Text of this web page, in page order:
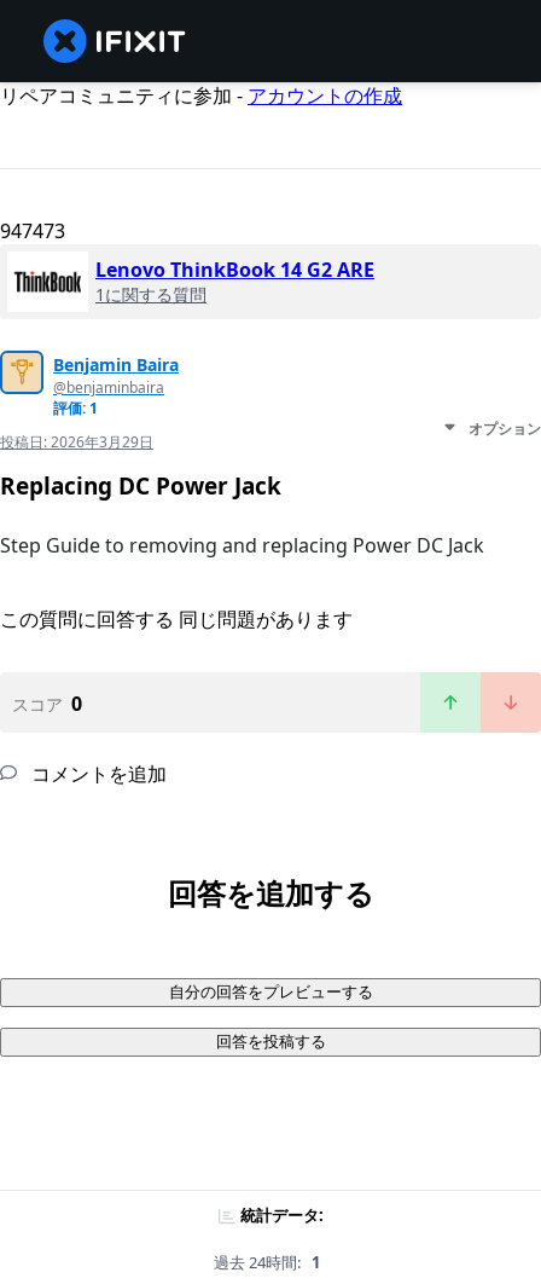
リペアコミュニティに参加 - アカウントの作成
947473
Lenovo ThinkBook 14 G2 ARE
1に関する質問
Benjamin Baira
@benjaminbaira
評価: 1
投稿日:2026年3月29日
オプション
Replacing DC Power Jack
Step Guide to removing and replacing Power DC Jack
この質問に回答する 同じ問題があります
スコア 0
コメントを追加
回答を追加する
自分の回答をプレビューする
回答を投稿する
統計データ:
過去 24時間: 1